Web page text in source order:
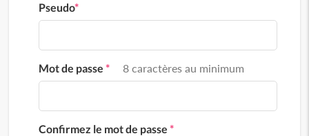
Pseudo*
Mot de passe * 8 caractères au minimum
Confirmez le mot de passe *